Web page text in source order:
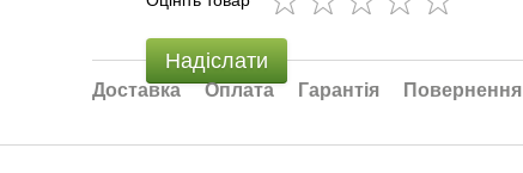
Надіслати
Доставка Оплата Гарантія Повернення